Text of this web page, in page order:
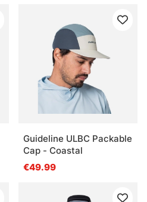
des vêtements
Guideline ULBC Packable
Cap - Coastal
€49.99